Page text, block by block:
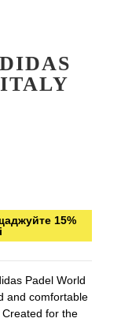
15%
Padel World
and comfortable
for the